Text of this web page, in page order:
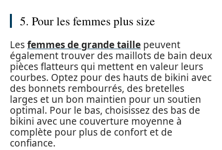
5. Pour les femmes plus size
Lesfemmes de grande taille peuvent
également trouver des maillots de bain deux
pièces flatteurs qui mettent en valeur leurs
courbes. Optez pour des hauts de bikini avec
des bonnets rembourrés, des bretelles
larges et un bon maintien pour un soutien
optimal. Pour le bas, choisissez des bas de
bikini avec une couverture moyenne à
complète pour plus de confort et de
confiance.